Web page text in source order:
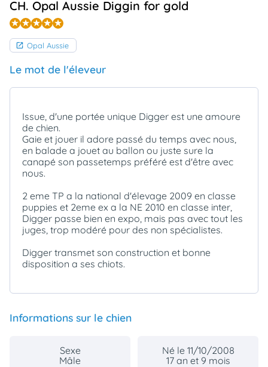
Connexion
CH. Opal Aussie Diggin for gold
Opal Aussie
Le mot de l'éleveur
Issue, d'une portée unique Digger est une amoure
de chien.
Gaie et jouer il adore passé du temps avec nous,
en balade a jouet au ballon ou juste sure la
canapé son passetemps préféré est d'être avec
nous.
2 eme TP a la national d'élevage 2009 en classe
puppies et 2eme ex a la NE 2010 en classe inter,
Digger passe bien en expo, mais pas avec tout les
juges, trop modéré pour des non spécialistes.
Digger transmet son construction et bonne
disposition a ses chiots.
Informations sur le chien
Sexe
Mâle
Né le 11/10/2008
17 an et 9 mois